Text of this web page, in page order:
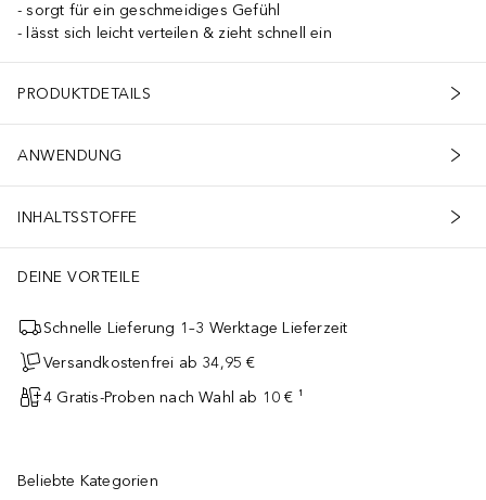
sorgt für ein geschmeidiges Gefühl
lässt sich leicht verteilen & zieht schnell ein
PRODUKTDETAILS
ANWENDUNG
INHALTSSTOFFE
DEINE VORTEILE
Schnelle Lieferung 1–3 Werktage Lieferzeit
Versandkostenfrei ab 34,95 €
4 Gratis-Proben nach Wahl ab 10 € ¹
Beliebte Kategorien